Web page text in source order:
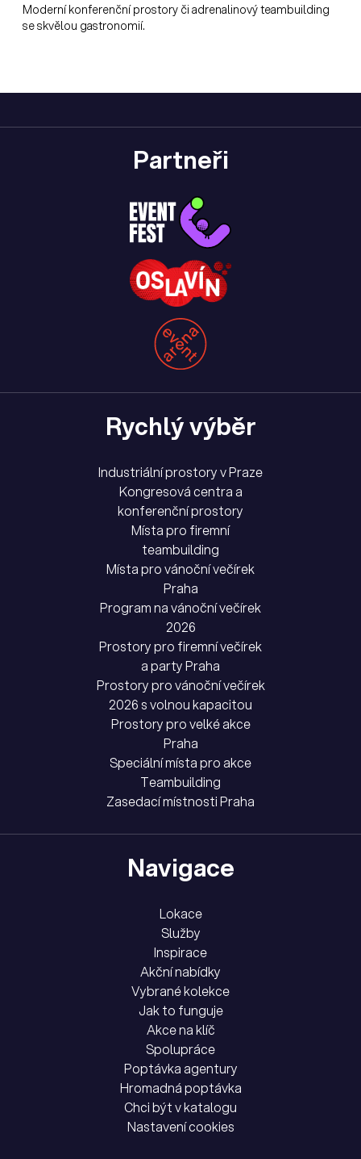
Moderní konferenční prostory či adrenalinový teambuilding
se skvělou gastronomií.
Partneři
Rychlý výběr
Industriální prostory v Praze
Kongresová centra a
konferenční prostory
Místa pro firemní
teambuilding
Místa pro vánoční večírek
Praha
Program na vánoční večírek
2026
Prostory pro firemní večírek
a party Praha
Prostory pro vánoční večírek
2026 s volnou kapacitou
Prostory pro velké akce
Praha
Speciální místa pro akce
Teambuilding
Zasedací místnosti Praha
Navigace
Lokace
Služby
Inspirace
Akční nabídky
Vybrané kolekce
Jak to funguje
Akce na klíč
Spolupráce
Poptávka agentury
Hromadná poptávka
Chci být v katalogu
Nastavení cookies